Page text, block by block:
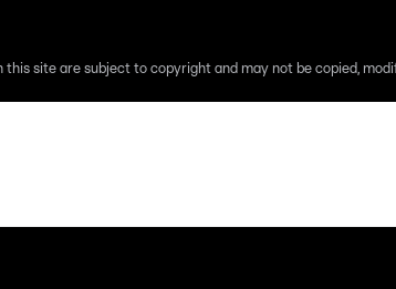
this site are subject to copyright and may not be copied,